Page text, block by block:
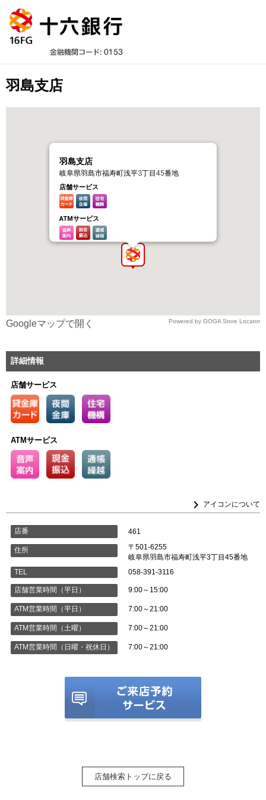
羽島支店
羽島支店
岐阜県羽島市福寿町浅平3丁目45番地
店舗サービス
ATMサービス
Googleマップで開く Powered by GOGA Store Locator
詳細情報
店舗サービス
ATMサービス
アイコンについて
keyboard_arrow_right
店番 461
住所
〒501-6255
岐阜県羽島市福寿町浅平3丁目45番地
TEL
058-391-3116
店舗営業時間（平日） 9:00～15:00
ATM営業時間（平日） 7:00～21:00
ATM営業時間（土曜） 7:00～21:00
ATM営業時間（日曜・祝休日） 7:00～21:00
店舗検索トップに戻る